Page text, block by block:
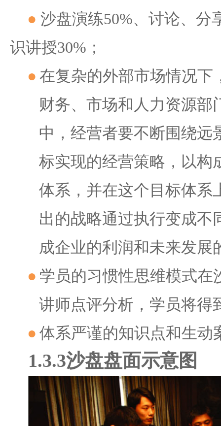
● 沙盘演练50%、讨论、分
识讲授30%；
● 在复杂的外部市场情况下
财务、市场和人力资源部
中，经营者要不断围绕远
标实现的经营策略，以构
体系，并在这个目标体系
出的战略通过执行变成不
成企业的利润和未来发展
● 学员的习惯性思维模式在
讲师点评分析，学员将得
● 体系严谨的知识点和生动
1.3.3沙盘盘面示意图